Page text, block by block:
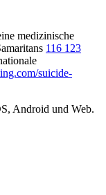
medizinische
116 123
suicide-
Android und Web.